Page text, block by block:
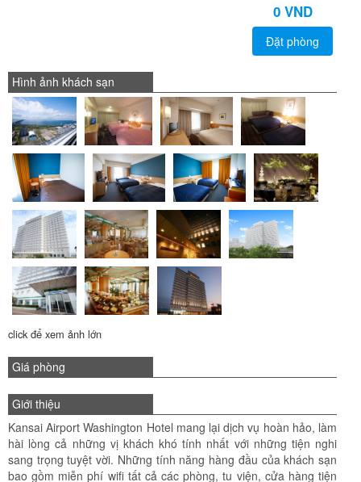
0 VND
Đặt phòng
Hình ảnh khách sạn
click để xem ảnh lớn
Giá phòng
Giới thiệu
Kansai Airport Washington Hotel mang lại dịch vụ hoàn hảo, làm
hài lòng cả những vị khách khó tính nhất với những tiện nghi
sang trọng tuyệt vời. Những tính năng hàng đầu của khách sạn
bao gồm miễn phí wifi tất cả các phòng, tu viện, cửa hàng tiện